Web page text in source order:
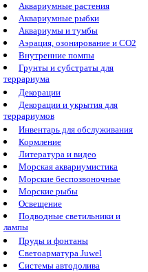
Аквариумные растения
Аквариумные рыбки
Аквариумы и тумбы
Аэрация, озонирование и CO2
Внутренние помпы
Грунты и субстраты для
террариума
Декорации
Декорации и укрытия для
террариумов
Инвентарь для обслуживания
Кормление
Литература и видео
Морская аквариумистика
Морские беспозвоночные
Морские рыбы
Освещение
Подводные светильники и
лампы
Пруды и фонтаны
Светоарматура Juwel
Системы автодолива